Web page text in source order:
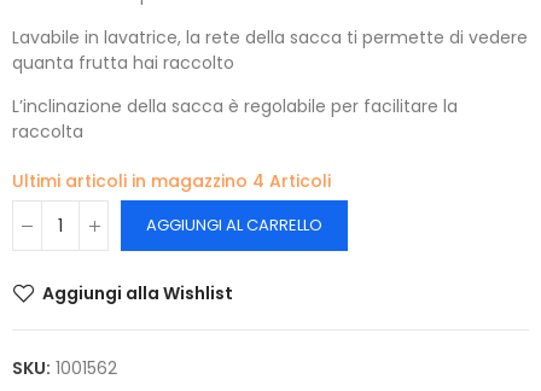
Lavabile in lavatrice, la rete della sacca ti permette di vedere
quanta frutta hai raccolto
L’inclinazione della sacca è regolabile per facilitare la
raccolta
Ultimi articoli in magazzino 4 Articoli
AGGIUNGI AL CARRELLO
Aggiungi alla Wishlist
SKU: 1001562